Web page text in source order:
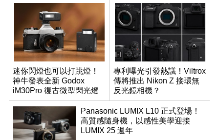
迷你閃燈也可以打跳燈！
神牛發表全新 Godox
iM30Pro 復古微型閃光燈
專利曝光引發熱議！Viltrox
傳將推出 Nikon Z 接環無
反光鏡相機？
Panasonic LUMIX L10 正式登場！
高質感隨身機，以感性美學迎接
LUMIX 25 週年